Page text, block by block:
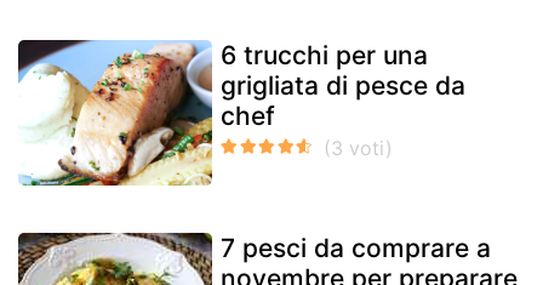
6 trucchi per una
grigliata di pesce da
chef
7 pesci da comprare a
novembre per preparare